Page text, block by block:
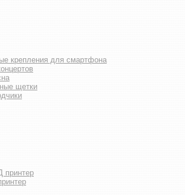
крепления для смартфона
щетки
принтер